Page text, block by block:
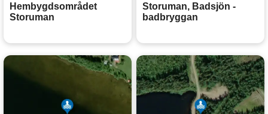
Hembygdsområdet
Storuman
Storuman, Badsjön -
badbryggan